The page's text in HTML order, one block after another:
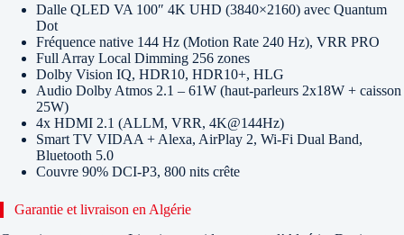
Dalle QLED VA 100″ 4K UHD (3840×2160) avec Quantum
Dot
Fréquence native 144 Hz (Motion Rate 240 Hz), VRR PRO
Full Array Local Dimming 256 zones
Dolby Vision IQ, HDR10, HDR10+, HLG
Audio Dolby Atmos 2.1 – 61W (haut-parleurs 2x18W + caisson
25W)
4x HDMI 2.1 (ALLM, VRR, 4K@144Hz)
Smart TV VIDAA + Alexa, AirPlay 2, Wi-Fi Dual Band,
Bluetooth 5.0
Couvre 90% DCI-P3, 800 nits crête
Garantie et livraison en Algérie